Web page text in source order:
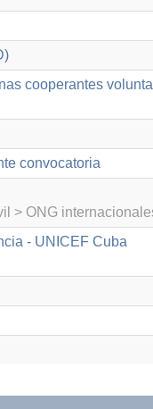
cooperantes
convocatoria
> ONG
- UNICEF Cuba